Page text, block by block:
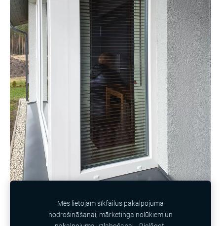
SĪKDATNES
Mēs lietojam sīkfailus pakalpojuma
nodrošināšanai, mārketinga nolūkiem un